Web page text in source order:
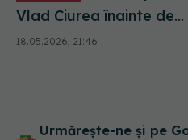
Vlad Ciurea înainte de
culcare pentru a reduce
stresul și a dormi mai
18.05.2026, 21:46
Urmărește-ne și pe